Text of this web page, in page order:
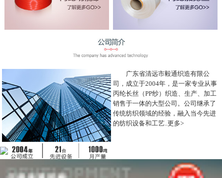
广东省清远市毅通织造有限公
司，成立于2004年，是一家专业从事
丙纶长丝（PP纱）织造、生产、加工
销售于一体的大型公司。公司继承了
传统纺织领域的经验，融入当今先进
的纺织设备和工艺..更多>